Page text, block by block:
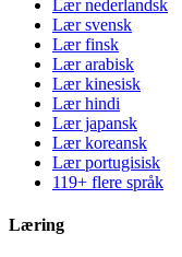
Lær nederlandsk
Lær svensk
Lær finsk
Lær arabisk
Lær kinesisk
Lær hindi
Lær japansk
Lær koreansk
Lær portugisisk
119+ flere språk
Læring